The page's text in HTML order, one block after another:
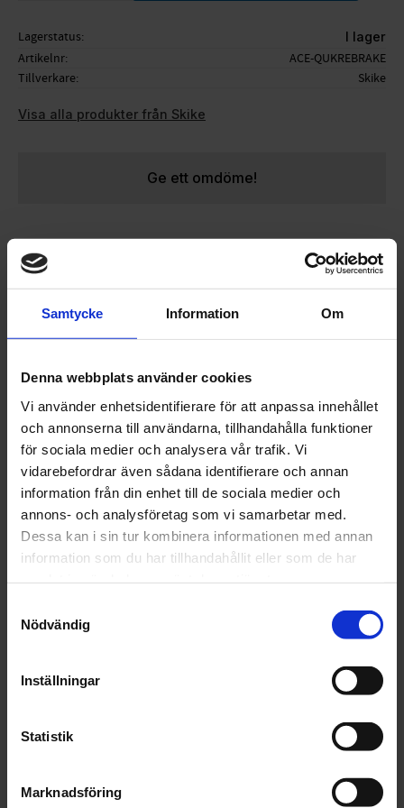
Samtycke Information Om
Denna webbplats använder cookies
Vi använder enhetsidentifierare för att anpassa innehållet
och annonserna till användarna, tillhandahålla funktioner
för sociala medier och analysera vår trafik. Vi
vidarebefordrar även sådana identifierare och annan
information från din enhet till de sociala medier och
annons- och analysföretag som vi samarbetar med.
Dessa kan i sin tur kombinera informationen med annan
information som du har tillhandahållit eller som de har
Nödvändig
Inställningar
Statistik
Marknadsföring
Lagerstatus I lager
Artikelnr
ACE-QUKREBRAKE
Tillverkare
Skike
Visa alla produkter från Skike
Ge ett omdöme!
Spänne till Skike-bromsar.
- v8 Tour
- v07-120
- vx Solo/Twin
OMDÖMEN
Du
Bli den första att lämna ett omdöme.